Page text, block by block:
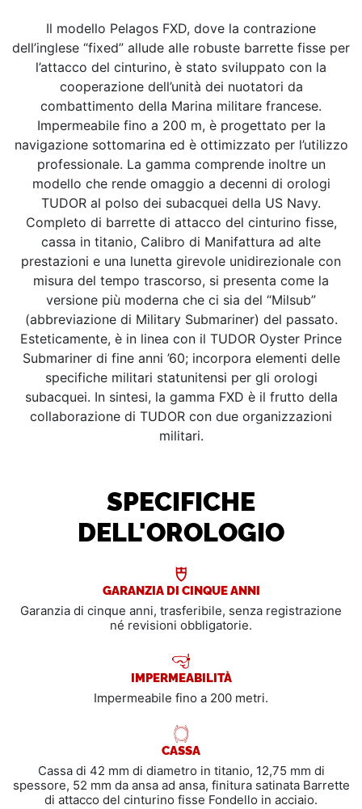
Il modello Pelagos FXD, dove la contrazione
dell’inglese “fixed” allude alle robuste barrette fisse per
l’attacco del cinturino, è stato sviluppato con la
cooperazione dell’unità dei nuotatori da
combattimento della Marina militare francese.
Impermeabile fino a 200 m, è progettato per la
navigazione sottomarina ed è ottimizzato per l’utilizzo
professionale. La gamma comprende inoltre un
modello che rende omaggio a decenni di orologi
TUDOR al polso dei subacquei della US Navy.
Completo di barrette di attacco del cinturino fisse,
cassa in titanio, Calibro di Manifattura ad alte
prestazioni e una lunetta girevole unidirezionale con
misura del tempo trascorso, si presenta come la
versione più moderna che ci sia del “Milsub”
(abbreviazione di Military Submariner) del passato.
Esteticamente, è in linea con il TUDOR Oyster Prince
Submariner di fine anni ’60; incorpora elementi delle
specifiche militari statunitensi per gli orologi
subacquei. In sintesi, la gamma FXD è il frutto della
collaborazione di TUDOR con due organizzazioni
militari.
SPECIFICHE
DELL'OROLOGIO
GARANZIA DI CINQUE ANNI
Garanzia di cinque anni, trasferibile, senza registrazione
né revisioni obbligatorie.
IMPERMEABILITÀ
Impermeabile fino a 200 metri.
CASSA
Cassa di 42 mm di diametro in titanio, 12,75 mm di
spessore, 52 mm da ansa ad ansa, finitura satinata Barrette
di attacco del cinturino fisse Fondello in acciaio.